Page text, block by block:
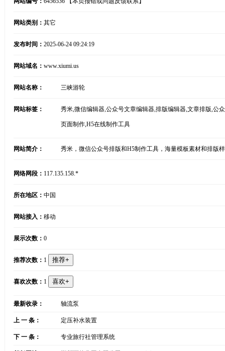
网站类别： 其它
发布时间： 2025-06-24 09:24:19
网站域名： www.xiumi.us
网站名称： 三峡游轮
网站标签： 秀米,微信编辑器,公众号文章编辑器,排版编辑器,文章排版,公
页面制作,H5在线制作工具
网站简介： 秀米，微信公众号排版和H5制作工具，海量模板素材和排版
网络网段： 117.135.158.*
所在地区： 中国
网站接入： 移动
展示次数： 0
推荐次数： 1
喜欢次数： 1
最新收录： 轴流泵
上 一 条： 定压补水装置
下 一 条： 专业旅行社管理系统